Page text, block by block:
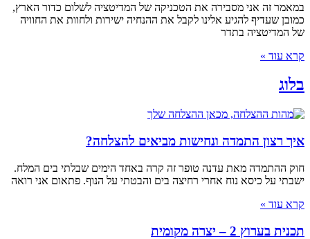
במאמר זה אני מסבירה את הטכניקה של המדיטציה לשלום כדור הארץ,
כמובן שעדיף להגיע אלינו לקבל את ההנחיה ישירות ולחוות את החוויה
של המדיטציה בתדר
קרא עוד »
בלוג
איך רצון התמדה ונחישות מביאים להצלחה?
חוק ההתמדה מאת עדנה טופר זה קרה באחד הימים שבלתי בים המלח.
ישבתי על כיסא נוח אחרי רחיצה בים והבטתי על הנוף. פתאום אני רואה
קרא עוד »
תכנית בערוץ 2 – יצרה מקומית